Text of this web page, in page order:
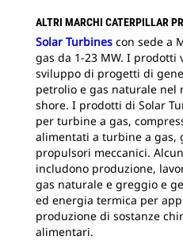
ALTRI MARCHI CATERPILLAR
Solar Turbines con sede a
gas da 1-23 MW. I
sviluppo di progetti di
petrolio e gas naturale nel
shore. I prodotti di Solar
per turbine a gas,
alimentati a turbine a gas,
propulsori meccanici.
includono produzione,
gas naturale e greggio e
ed energia termica per
produzione di sostanze
alimentari.